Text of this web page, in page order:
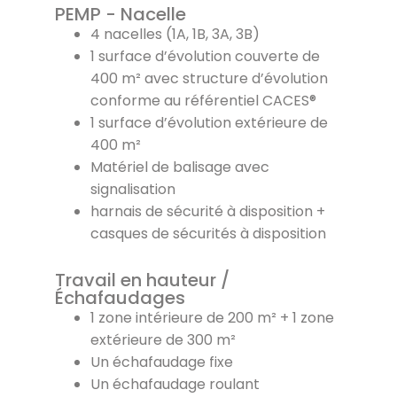
PEMP - Nacelle
4 nacelles (1A, 1B, 3A, 3B)
1 surface d’évolution couverte de
400 m² avec structure d’évolution
conforme au référentiel CACES®
1 surface d’évolution extérieure de
400 m²
Matériel de balisage avec
signalisation
harnais de sécurité à disposition +
casques de sécurités à disposition
Travail en hauteur /
Échafaudages
1 zone intérieure de 200 m² + 1 zone
extérieure de 300 m²
Un échafaudage fixe
Un échafaudage roulant